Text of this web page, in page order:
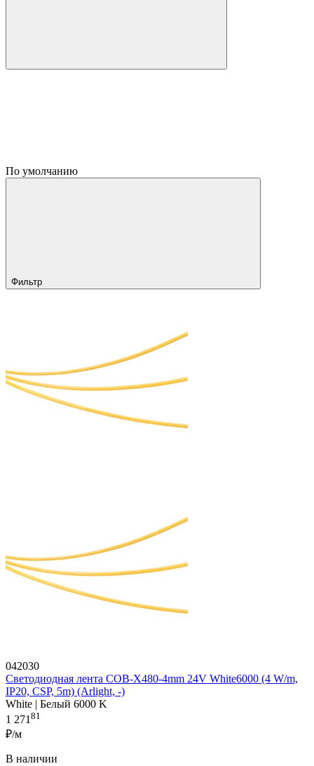
По умолчанию
Фильтр
042030
Светодиодная лента COB-X480-4mm 24V White6000 (4 W/m,
IP20, CSP, 5m) (Arlight, -)
White | Белый 6000 K
1 27181
₽/м
В наличии